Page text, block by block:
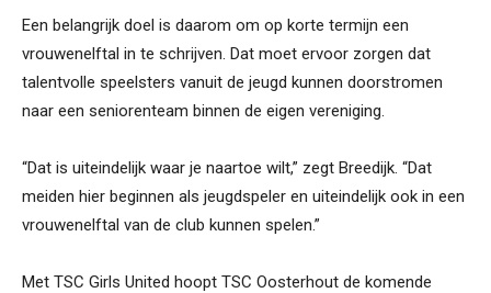
Een belangrijk doel is daarom om op korte termijn een
vrouwenelftal in te schrijven. Dat moet ervoor zorgen dat
talentvolle speelsters vanuit de jeugd kunnen doorstromen
naar een seniorenteam binnen de eigen vereniging.
“Dat is uiteindelijk waar je naartoe wilt,” zegt Breedijk. “Dat
meiden hier beginnen als jeugdspeler en uiteindelijk ook in een
vrouwenelftal van de club kunnen spelen.”
Met TSC Girls United hoopt TSC Oosterhout de komende